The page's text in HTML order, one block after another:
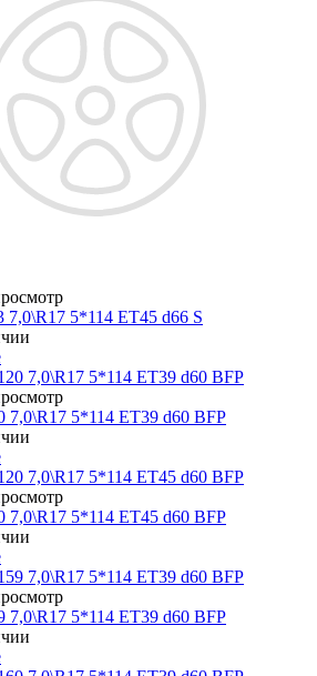
7,0\R17 5*114 ET45 d66 S
7,0\R17 5*114 ET39 d60 BFP
7,0\R17 5*114 ET45 d60 BFP
7,0\R17 5*114 ET39 d60 BFP